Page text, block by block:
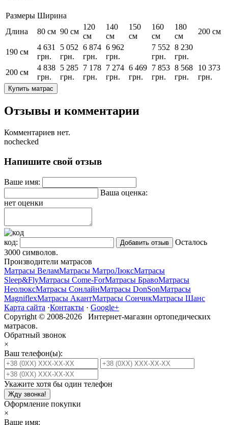
Размеры Ширина
Длина
80 см 90 см
120
см
140
см
150
см
160
см
180
см
200 см
190 см
4 631
грн.
5 052
грн.
6 874
грн.
6 962
грн.
7 552
грн.
8 230
грн.
200 см
4 838
грн.
5 285
грн.
7 178
грн.
7 274
грн.
6 469
грн.
7 853
грн.
8 568
грн.
10 373
грн.
Купить матрас
Отзывы и комментарии
Комментариев нет.
nochecked
Напишите свой отзыв
Ваше имя:
Ваша оценка:
нет оценки
код:
Осталось
3000 символов.
Производители матрасов
Матрасы ВеламМатрасы МатроЛюксМатрасы
Sleep&FlyМатрасы Come-ForМатрасы БравоМатрасы
НеолюксМатрасы СонлайнМатрасы DonSonМатрасы
MagniflexМатрасы АкантМатрасы СончикМатрасы Шанс
Карта сайта ·Контакты · Google+
Copyright © 2008-2026 Интернет-магазин ортопедических
матрасов.
Обратный звонок
×
Ваш телефон(ы):
Укажите хотя бы один телефон
Жду звонка!
Оформление покупки
×
Ваше имя: